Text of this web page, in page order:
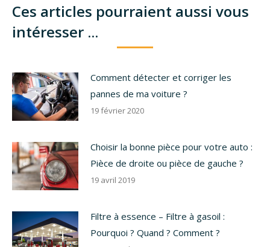
Ces articles pourraient aussi vous
intéresser ...
Comment détecter et corriger les
pannes de ma voiture ?
19 février 2020
Choisir la bonne pièce pour votre auto :
Pièce de droite ou pièce de gauche ?
19 avril 2019
Filtre à essence – Filtre à gasoil :
Pourquoi ? Quand ? Comment ?